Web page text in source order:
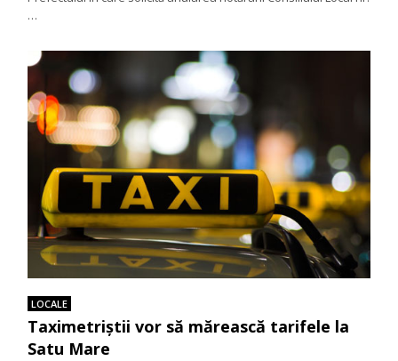
…
LOCALE
Taximetriștii vor să mărească tarifele la
Satu Mare